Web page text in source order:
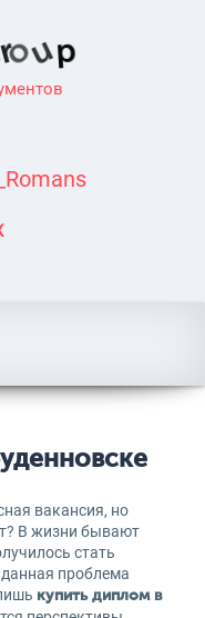
вакансия, но
В жизни бывают
стать
проблема
купить диплом в